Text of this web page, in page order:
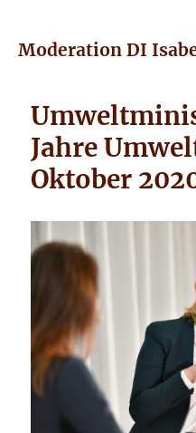
Moderation DI
Jahre
Oktober